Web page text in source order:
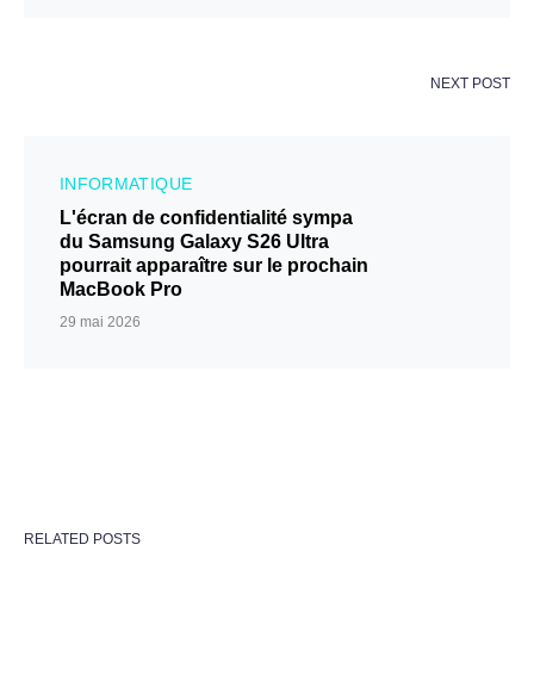
NEXT POST
INFORMATIQUE
L'écran de confidentialité sympa
du Samsung Galaxy S26 Ultra
pourrait apparaître sur le prochain
MacBook Pro
29 mai 2026
RELATED POSTS